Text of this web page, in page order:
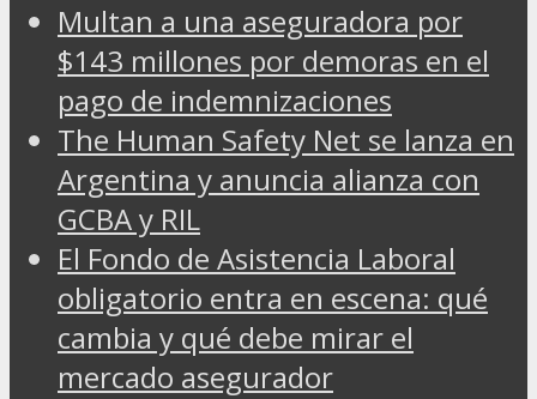
Multan a una aseguradora por
$143 millones por demoras en el
pago de indemnizaciones
The Human Safety Net se lanza en
Argentina y anuncia alianza con
GCBA y RIL
El Fondo de Asistencia Laboral
obligatorio entra en escena: qué
cambia y qué debe mirar el
mercado asegurador